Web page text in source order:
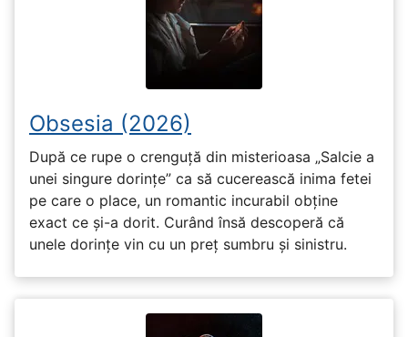
Obsesia (2026)
După ce rupe o crenguță din misterioasa „Salcie a
unei singure dorințe” ca să cucerească inima fetei
pe care o place, un romantic incurabil obține
exact ce și-a dorit. Curând însă descoperă că
unele dorințe vin cu un preț sumbru și sinistru.